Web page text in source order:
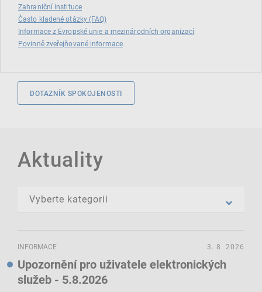
Zahraniční instituce
Často kladené otázky (FAQ)
Informace z Evropské unie a mezinárodních organizací
Povinně zveřejňované informace
DOTAZNÍK SPOKOJENOSTI
Aktuality
INFORMACE
Upozornění pro uživatele elektronických
služeb - 5.8.2026
3. 8. 2026